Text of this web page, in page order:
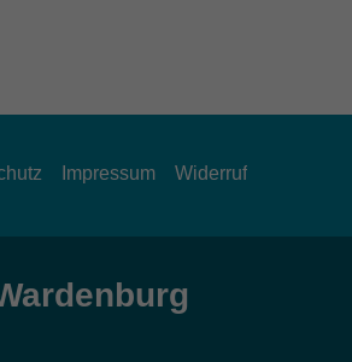
Impressum Widerruf